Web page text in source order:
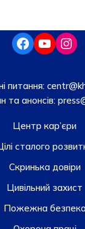
питання:
та анонсів:
Центр кар’єри
сталого
Скринька довiри
Цивільний захист
Пожежна